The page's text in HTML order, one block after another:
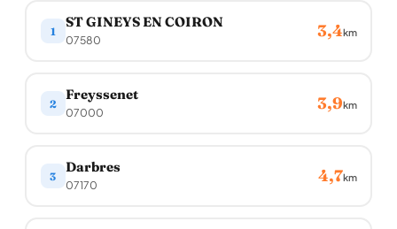
1
ST GINEYS EN COIRON
07580 3,4km
2
Freyssenet
07000 3,9km
3
Darbres
07170 4,7km